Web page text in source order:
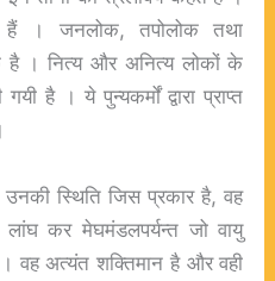
हैं । जनलोक, तपोलोक तथा
है । नित्य और अनित्य लोकों के
है । ये पुन्यकर्मों द्वारा प्राप्त
स्थिति जिस प्रकार है, वह
कर मेघमंडलपर्यन्त जो वायु
। वह अत्यंत शक्तिमान है और वही